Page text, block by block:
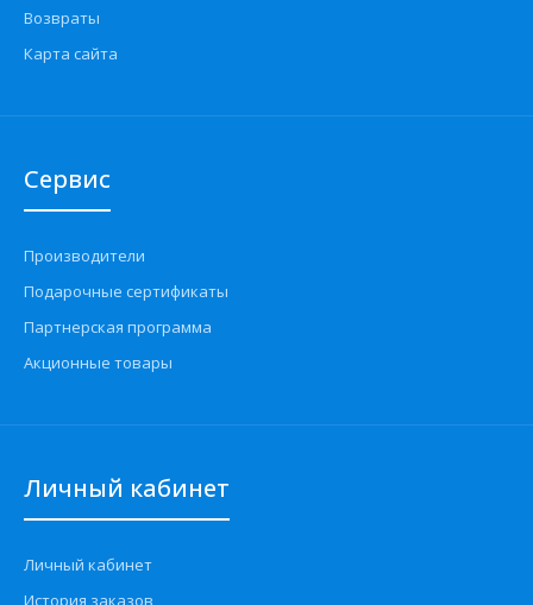
Возвраты
Карта сайта
Сервис
Производители
Подарочные сертификаты
Партнерская программа
Акционные товары
Личный кабинет
Личный кабинет
История заказов